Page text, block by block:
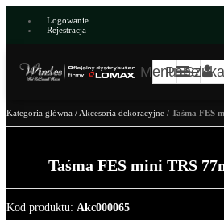
Logowanie
Rejestracja
MenuPanel
Kategoria główna / Akcesoria dekoracyjne / Taśma FES
Taśma FES mini TRS
Kod produktu: Akc000065